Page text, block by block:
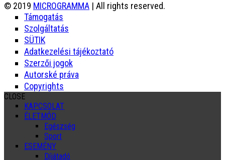
© 2019 MICROGRAMMA | All rights reserved.
Támogatás
Szolgáltatás
SÜTIK
Adatkezelési tájékoztató
Szerzői jogok
Autorské práva
Copyrights
CLOSE
KAPCSOLAT
ÉLETMÓD
Egészség
Sport
ESEMÉNY
Díjátadó